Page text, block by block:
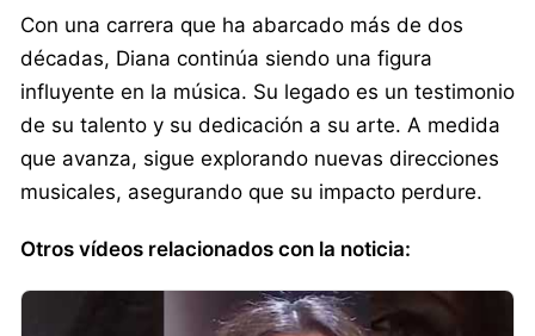
Con una carrera que ha abarcado más de dos
décadas, Diana continúa siendo una figura
influyente en la música. Su legado es un testimonio
de su talento y su dedicación a su arte. A medida
que avanza, sigue explorando nuevas direcciones
musicales, asegurando que su impacto perdure.
Otros vídeos relacionados con la noticia: